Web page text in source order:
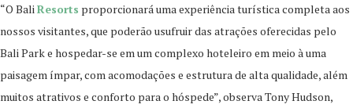
“O Bali Resorts proporcionará uma experiência turística completa aos
nossos visitantes, que poderão usufruir das atrações oferecidas pelo
Bali Park e hospedar-se em um complexo hoteleiro em meio à uma
paisagem ímpar, com acomodações e estrutura de alta qualidade, além
muitos atrativos e conforto para o hóspede”, observa Tony Hudson,